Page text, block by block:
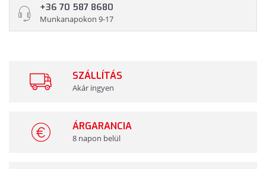
+36 70 587 8680
Munkanapokon 9-17
SZÁLLÍTÁS
Akár ingyen
ÁRGARANCIA
8 napon belül